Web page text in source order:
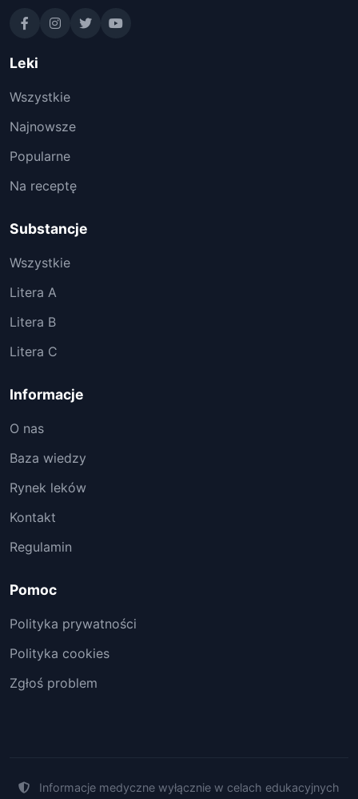
Leki
Wszystkie
Najnowsze
Popularne
Na receptę
Substancje
Wszystkie
Litera A
Litera B
Litera C
Informacje
O nas
Baza wiedzy
Rynek leków
Kontakt
Regulamin
Pomoc
Polityka prywatności
Polityka cookies
Zgłoś problem
Informacje medyczne wyłącznie w celach edukacyjnych